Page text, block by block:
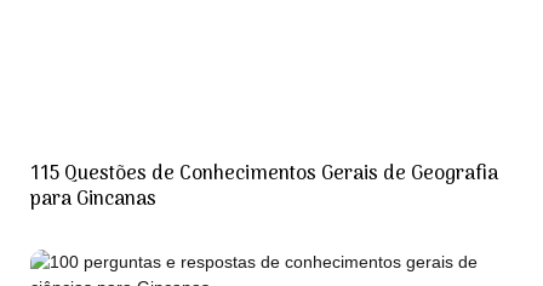
115 Questões de Conhecimentos Gerais de Geografia
para Gincanas